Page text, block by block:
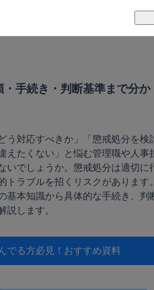
徴
ィ体制
手続き・判断基準まで分か
う対応すべきか」「懲戒処分を検
えたくない」と悩む管理職や人事
いでしょうか。懲戒処分は適切に
トラブルを招くリスクがあります
基本知識から具体的な手続き、判
説します。
でる方必見！ おすすめ資料